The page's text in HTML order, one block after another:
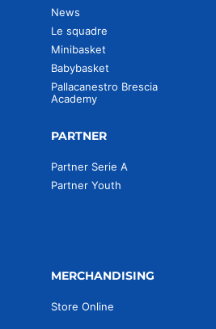
News
Le squadre
Minibasket
Babybasket
Pallacanestro Brescia
Academy
PARTNER
Partner Serie A
Partner Youth
MERCHANDISING
Store Online